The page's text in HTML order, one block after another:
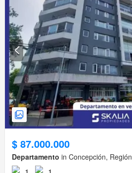
$ 87.000.000
Departamento in Concepción,